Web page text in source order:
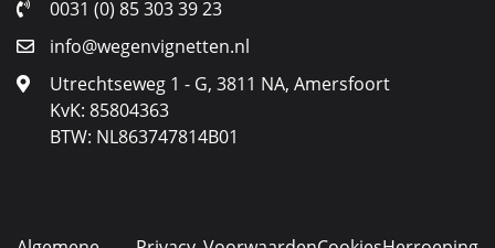
0031 (0) 85 303 39 23
info@wegenvignetten.nl
Utrechtseweg 1 - G, 3811 NA, Amersfoort
KvK: 85804363
BTW: NL863747814B01